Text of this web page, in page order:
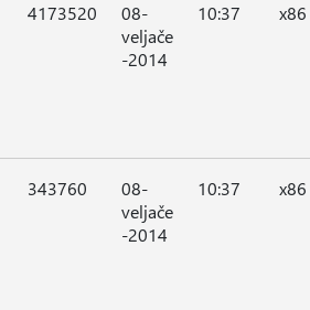
4173520
08-
veljače
-2014
10:37 x86
343760
08-
veljače
-2014
10:37 x86